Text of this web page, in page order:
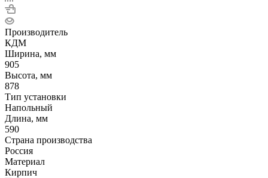
Производитель
КДМ
Ширина, мм
905
Высота, мм
878
Тип установки
Напольный
Длина, мм
590
Страна производства
Россия
Материал
Кирпич